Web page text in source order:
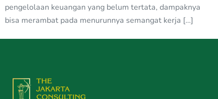
pengelolaan keuangan yang belum tertata, dampaknya
bisa merambat pada menurunnya semangat kerja […]